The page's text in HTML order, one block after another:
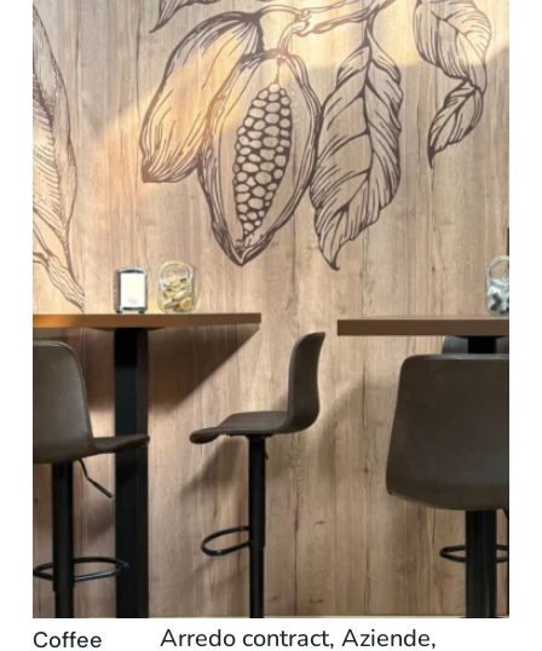
Coffee
Arredo contract,Aziende,